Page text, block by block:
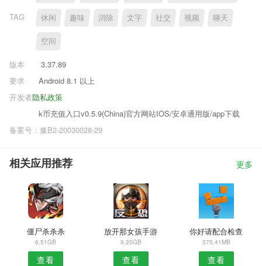
TAG 休闲 趣味 消除 文字 社交 视频 聊天
空间
版本
3.37.89
要求
Android 8.1 以上
隐私政策
开发者
k币充值入口v0.5.9(China)官方网站IOS/安卓通用版/app下载
备案号：豫B2-20030028-29
相关应用推荐 更多
僵尸杀杀杀
6.51GB
查看
放开那女孩手游
9.20GB
查看
你好请配合检查
375.41MB
查看